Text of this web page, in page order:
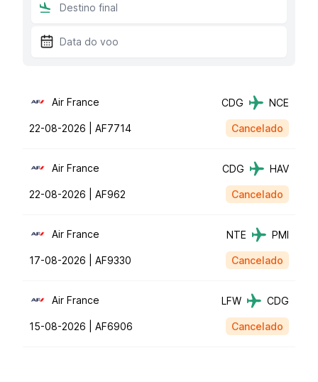
Air France CDG NCE
22-08-2026 | AF7714 Cancelado
Air France CDG HAV
22-08-2026 | AF962 Cancelado
Air France NTE PMI
17-08-2026 | AF9330 Cancelado
Air France LFW CDG
15-08-2026 | AF6906 Cancelado